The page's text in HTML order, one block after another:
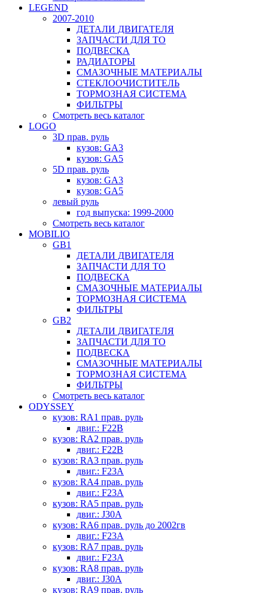
LEGEND
2007-2010
ДЕТАЛИ ДВИГАТЕЛЯ
ЗАПЧАСТИ ДЛЯ ТО
ПОДВЕСКА
РАДИАТОРЫ
СМАЗОЧНЫЕ МАТЕРИАЛЫ
СТЕКЛООЧИСТИТЕЛЬ
ТОРМОЗНАЯ СИСТЕМА
ФИЛЬТРЫ
Смотреть весь каталог
LOGO
3D прав. руль
кузов: GA3
кузов: GA5
5D прав. руль
кузов: GA3
кузов: GA5
левый руль
год выпуска: 1999-2000
Смотреть весь каталог
MOBILIO
GB1
ДЕТАЛИ ДВИГАТЕЛЯ
ЗАПЧАСТИ ДЛЯ ТО
ПОДВЕСКА
СМАЗОЧНЫЕ МАТЕРИАЛЫ
ТОРМОЗНАЯ СИСТЕМА
ФИЛЬТРЫ
GB2
ДЕТАЛИ ДВИГАТЕЛЯ
ЗАПЧАСТИ ДЛЯ ТО
ПОДВЕСКА
СМАЗОЧНЫЕ МАТЕРИАЛЫ
ТОРМОЗНАЯ СИСТЕМА
ФИЛЬТРЫ
Смотреть весь каталог
ODYSSEY
кузов: RA1 прав. руль
двиг.: F22B
кузов: RA2 прав. руль
двиг.: F22B
кузов: RA3 прав. руль
двиг.: F23A
кузов: RA4 прав. руль
двиг.: F23A
кузов: RA5 прав. руль
двиг.: J30A
кузов: RA6 прав. руль до 2002гв
двиг.: F23A
кузов: RA7 прав. руль
двиг.: F23A
кузов: RA8 прав. руль
двиг.: J30A
кузов: RA9 прав. руль